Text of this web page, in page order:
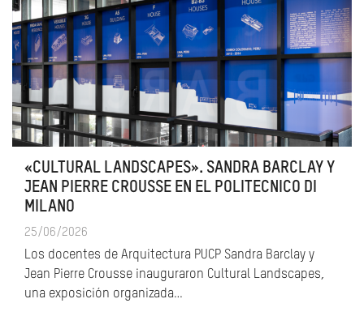
«CULTURAL LANDSCAPES». SANDRA BARCLAY Y
JEAN PIERRE CROUSSE EN EL POLITECNICO DI
MILANO
25/06/2026
Los docentes de Arquitectura PUCP Sandra Barclay y
Jean Pierre Crousse inauguraron Cultural Landscapes,
una exposición organizada…